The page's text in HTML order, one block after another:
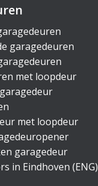
garagedeuren
met loopdeur
met loopdeur
garagedeur
in Eindhoven (ENG)